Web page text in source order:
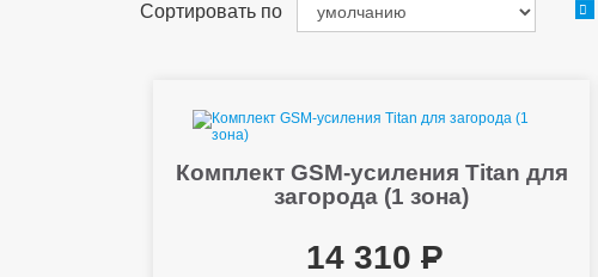
Сортировать по
Комплект GSM-усиления Titan для
загорода (1 зона)
14 310